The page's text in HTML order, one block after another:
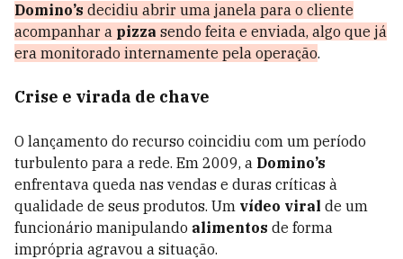
Domino’s decidiu abrir uma janela para o cliente
acompanhar a pizza sendo feita e enviada, algo que já
era monitorado internamente pela operação.
Crise e virada de chave
O lançamento do recurso coincidiu com um período
turbulento para a rede. Em 2009, a Domino’s
enfrentava queda nas vendas e duras críticas à
qualidade de seus produtos. Um vídeo viral de um
funcionário manipulando alimentos de forma
imprópria agravou a situação.